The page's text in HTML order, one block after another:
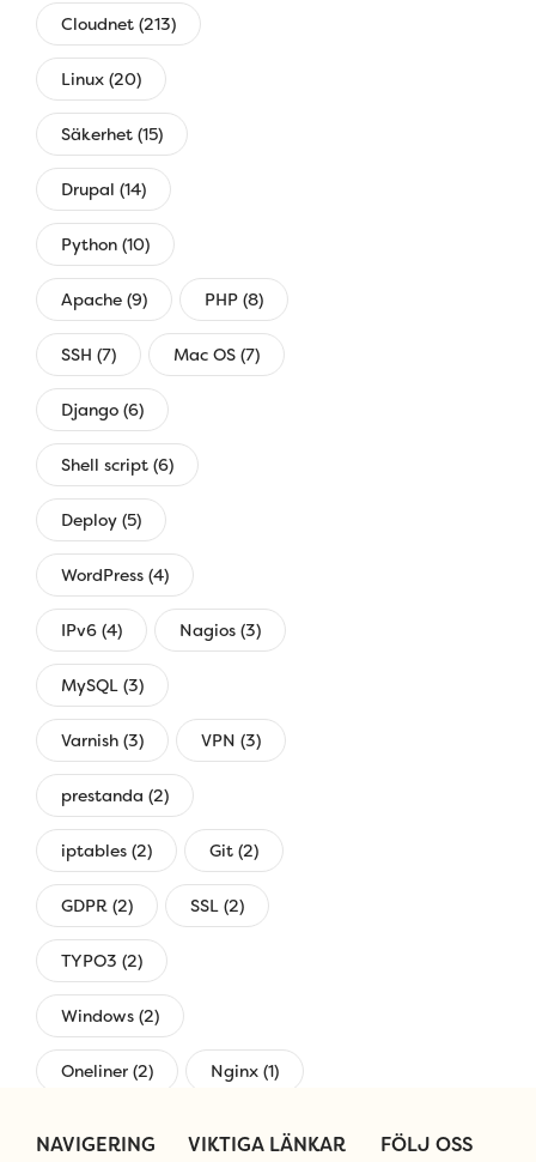
Cloudnet (213)
Linux (20)
Säkerhet (15)
Drupal (14)
Python (10)
Apache (9) PHP (8)
SSH (7) Mac OS (7)
Django (6)
Shell script (6)
Deploy (5)
WordPress (4)
IPv6 (4) Nagios (3)
MySQL (3)
Varnish (3) VPN (3)
prestanda (2)
iptables (2) Git (2)
GDPR (2) SSL (2)
TYPO3 (2)
Windows (2)
Oneliner (2) Nginx (1)
NAVIGERING VIKTIGA LÄNKAR FÖLJ OSS